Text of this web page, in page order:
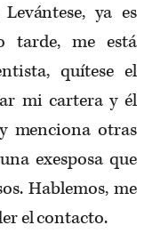
ya es
tarde, me está
quítese el
mi cartera y él
menciona otras
exesposa que
Hablemos, me
el contacto.